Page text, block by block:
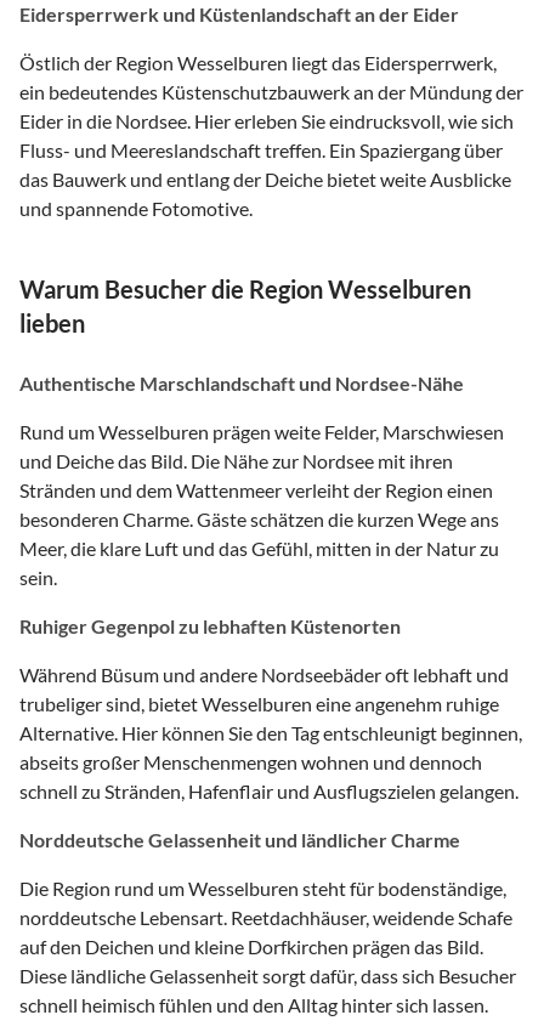
Eidersperrwerk und Küstenlandschaft an der Eider
Östlich der Region Wesselburen liegt das Eidersperrwerk,
ein bedeutendes Küstenschutzbauwerk an der Mündung der
Eider in die Nordsee. Hier erleben Sie eindrucksvoll, wie sich
Fluss- und Meereslandschaft treffen. Ein Spaziergang über
das Bauwerk und entlang der Deiche bietet weite Ausblicke
und spannende Fotomotive.
Warum Besucher die Region Wesselburen
lieben
Authentische Marschlandschaft und Nordsee-Nähe
Rund um Wesselburen prägen weite Felder, Marschwiesen
und Deiche das Bild. Die Nähe zur Nordsee mit ihren
Stränden und dem Wattenmeer verleiht der Region einen
besonderen Charme. Gäste schätzen die kurzen Wege ans
Meer, die klare Luft und das Gefühl, mitten in der Natur zu
sein.
Ruhiger Gegenpol zu lebhaften Küstenorten
Während Büsum und andere Nordseebäder oft lebhaft und
trubeliger sind, bietet Wesselburen eine angenehm ruhige
Alternative. Hier können Sie den Tag entschleunigt beginnen,
abseits großer Menschenmengen wohnen und dennoch
schnell zu Stränden, Hafenflair und Ausflugszielen gelangen.
Norddeutsche Gelassenheit und ländlicher Charme
Die Region rund um Wesselburen steht für bodenständige,
norddeutsche Lebensart. Reetdachhäuser, weidende Schafe
auf den Deichen und kleine Dorfkirchen prägen das Bild.
Diese ländliche Gelassenheit sorgt dafür, dass sich Besucher
schnell heimisch fühlen und den Alltag hinter sich lassen.